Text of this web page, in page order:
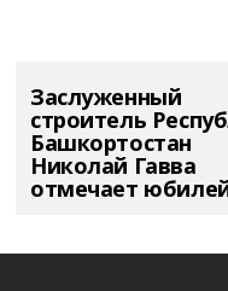
Заслуженный
строитель
Башкортостан
Николай Гавва
отмечает